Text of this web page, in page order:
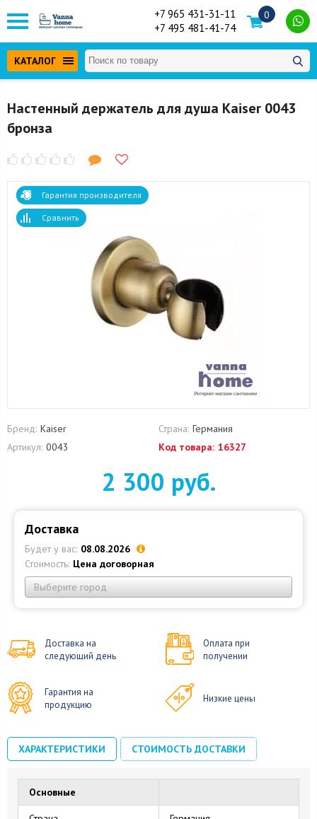
+7 965 431-31-11
+7 495 481-41-74
0
КАТАЛОГ
Настенный держатель для душа Kaiser 0043
бронза
Гарантия производителя
Сравнить
Бренд: Kaiser Страна: Германия
Артикул: 0043 Код товара: 16327
2 300 руб.
Доставка
Будет у вас: 08.08.2026
Стоимость: Цена договорная
Выберите город
Доставка на
следующий день
Оплата при
получении
Гарантия на
продукцию
Низкие цены
ХАРАКТЕРИСТИКИ СТОИМОСТЬ ДОСТАВКИ
Основные